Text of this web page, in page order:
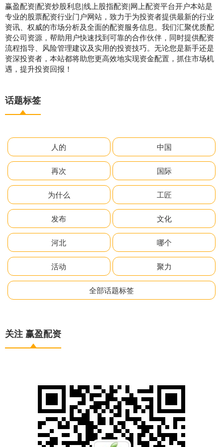
赢盈配资|配资炒股利息|线上股指配资|网上配资平台开户本站是
专业的股票配资行业门户网站，致力于为投资者提供最新的行业
资讯、权威的市场分析及全面的配资服务信息。我们汇聚优质配
资公司资源，帮助用户快速找到可靠的合作伙伴，同时提供配资
流程指导、风险管理建议及实用的投资技巧。无论您是新手还是
资深投资者，本站都将助您更高效地实现资金配置，抓住市场机
遇，提升投资回报！
话题标签
人的 中国
再次 国际
为什么 工匠
发布 文化
河北 哪个
活动 聚力
全部话题标签
关注 赢盈配资